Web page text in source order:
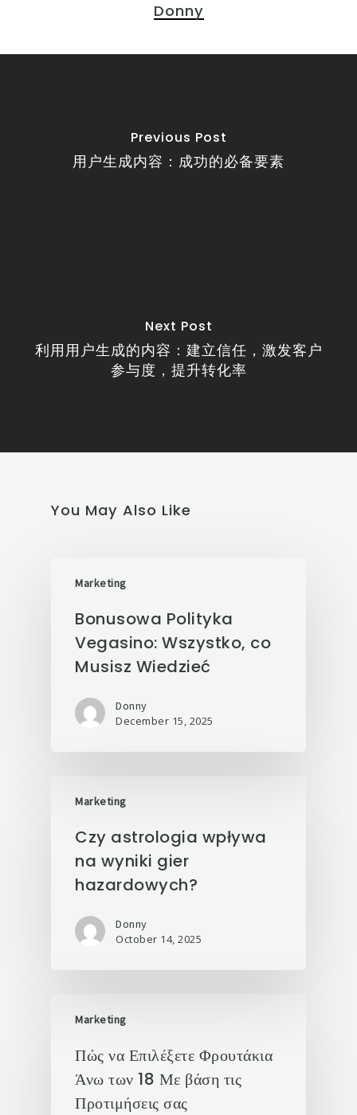
Donny
Previous Post
用户生成内容：成功的必备要素
Next Post
利用用户生成的内容：建立信任，激发客户
参与度，提升转化率
You May Also Like
Marketing
Bonusowa Polityka
Vegasino: Wszystko, co
Musisz Wiedzieć
Donny
December 15, 2025
Marketing
Czy astrologia wpływa
na wyniki gier
hazardowych?
Donny
October 14, 2025
Marketing
Πώς να Επιλέξετε Φρουτάκια
Άνω των 18 Με βάση τις
Προτιμήσεις σας